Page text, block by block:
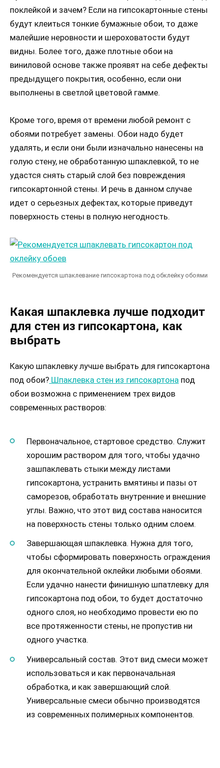
поклейкой и зачем? Если на гипсокартонные стены
будут клеиться тонкие бумажные обои, то даже
малейшие неровности и шероховатости будут
видны. Более того, даже плотные обои на
виниловой основе также проявят на себе дефекты
предыдущего покрытия, особенно, если они
выполнены в светлой цветовой гамме.
Кроме того, время от времени любой ремонт с
обоями потребует замены. Обои надо будет
удалять, и если они были изначально нанесены на
голую стену, не обработанную шпаклевкой, то не
удастся снять старый слой без повреждения
гипсокартонной стены. И речь в данном случае
идет о серьезных дефектах, которые приведут
поверхность стены в полную негодность.
Рекомендуется шпаклевание гипсокартона под обклейку обоями
Какая шпаклевка лучше подходит
для стен из гипсокартона, как
выбрать
Какую шпаклевку лучше выбрать для гипсокартона
под обои? Шпаклевка стен из гипсокартона под
обои возможна с применением трех видов
современных растворов:
Первоначальное, стартовое средство. Служит
хорошим раствором для того, чтобы удачно
зашпаклевать стыки между листами
гипсокартона, устранить вмятины и пазы от
саморезов, обработать внутренние и внешние
углы. Важно, что этот вид состава наносится
на поверхность стены только одним слоем.
Завершающая шпаклевка. Нужна для того,
чтобы сформировать поверхность ограждения
для окончательной оклейки любыми обоями.
Если удачно нанести финишную шпатлевку для
гипсокартона под обои, то будет достаточно
одного слоя, но необходимо провести ею по
все протяженности стены, не пропустив ни
одного участка.
Универсальный состав. Этот вид смеси может
использоваться и как первоначальная
обработка, и как завершающий слой.
Универсальные смеси обычно производятся
из современных полимерных компонентов.